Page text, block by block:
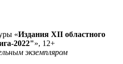
«Издания XII областного
2022"», 12+
экземпляром